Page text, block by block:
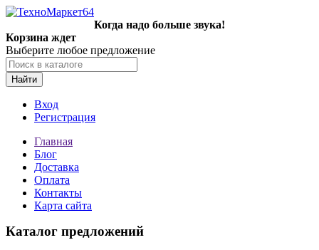
Когда надо больше звука!
Корзина ждет
Выберите любое предложение
Найти
Вход
Регистрация
Главная
Блог
Доставка
Оплата
Контакты
Карта сайта
Каталог предложений